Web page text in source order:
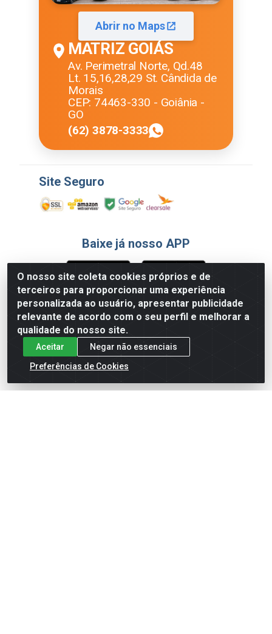
O nosso site coleta cookies próprios e de
terceiros para proporcionar uma experiência
personalizada ao usuário, apresentar publicidade
relevante de acordo com o seu perfil e melhorar a
qualidade do nosso site.
Aceitar
Negar não essenciais
Preferências de Cookies
Abrir no Maps
MATRIZ GOIÁS
Av. Perimetral Norte, Qd.48
Lt. 15,16,28,29 St. Cândida de
Morais
CEP: 74463-330 - Goiânia -
GO
(62) 3878-3333
Site Seguro
Baixe já nosso APP
Formas de Pagamento